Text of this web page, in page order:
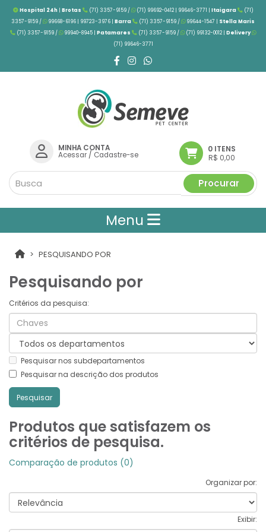
Hospital 24h| Brotas (71) 3357-9159 / (71) 99692-0412 | 99646-3771 | Itaigara
(71)
3357-9159 /
99668-6196 | 99723-3976 | Barra (71) 3357-9159 / 99644-1547 | Stella Maris
(71) 3357-9159 /
99940-8945 | Patamares (71) 3357-9159 / (71) 99132-0012 | Delivery
(71) 99646-3771
MINHA CONTA
Acessar/ Cadastre-se
0 ITENS
R$ 0,00
Procurar
Menu
PESQUISANDO POR
Pesquisando por
Critérios da pesquisa:
Pesquisar nos subdepartamentos
Pesquisar na descrição dos produtos
Produtos que satisfazem os
critérios de pesquisa.
Comparação de produtos (0)
Organizar por:
Exibir: